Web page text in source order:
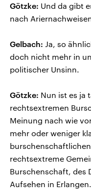
Götzke: Und da gibt
nach
Gelbach: Ja, so
doch nicht mehr in
politischer Unsinn.
Götzke: Nun ist es ja
rechtsextremen
Meinung nach wie
mehr oder weniger
rechtsextreme
Burschenschaft, des
Aufsehen in